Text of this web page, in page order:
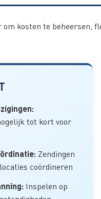
kosten te
tot kort voor
Zendingen
coördineren
Inspelen op